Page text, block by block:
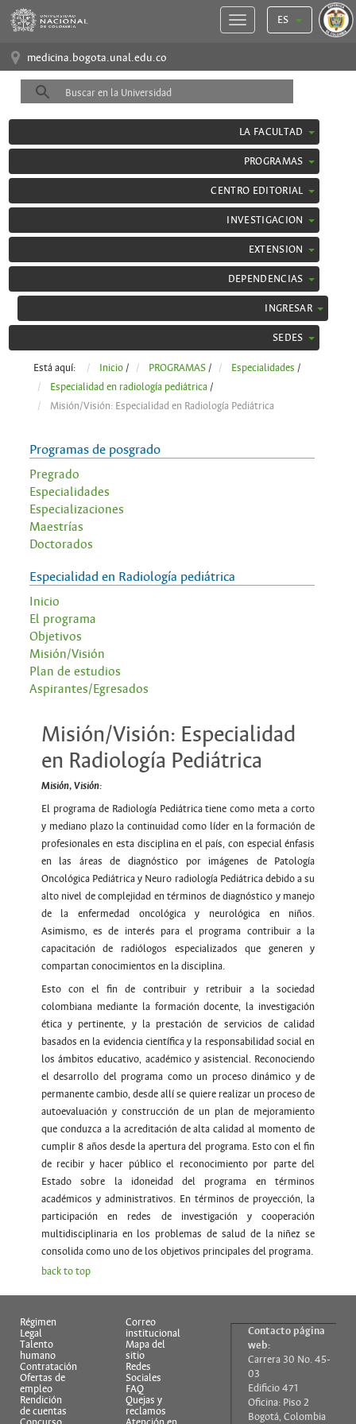
ES
medicina.bogota.unal.edu.co
LA FACULTAD
PROGRAMAS
CENTRO EDITORIAL
INVESTIGACION
EXTENSION
DEPENDENCIAS
INGRESAR
SEDES
Está aquí: Inicio / PROGRAMAS / Especialidades /
Especialidad en radiología pediátrica /
Misión/Visión: Especialidad en Radiología Pediátrica
Programas de posgrado
Pregrado
Especialidades
Especializaciones
Maestrías
Doctorados
Especialidad en Radiología pediátrica
Inicio
El programa
Objetivos
Misión/Visión
Plan de estudios
Aspirantes/Egresados
Misión/Visión: Especialidad
en Radiología Pediátrica
Misión, Visión:
El programa de Radiología Pediátrica tiene como meta a corto
y mediano plazo la continuidad como líder en la formación de
profesionales en esta disciplina en el país, con especial énfasis
en las áreas de diagnóstico por imágenes de Patología
Oncológica Pediátrica y Neuro radiología Pediátrica debido a su
alto nivel de complejidad en términos de diagnóstico y manejo
de la enfermedad oncológica y neurológica en niños.
Asimismo, es de interés para el programa contribuir a la
capacitación de radiólogos especializados que generen y
compartan conocimientos en la disciplina.
Esto con el fin de contribuir y retribuir a la sociedad
colombiana mediante la formación docente, la investigación
ética y pertinente, y la prestación de servicios de calidad
basados en la evidencia científica y la responsabilidad social en
los ámbitos educativo, académico y asistencial. Reconociendo
el desarrollo del programa como un proceso dinámico y de
permanente cambio, desde allí se quiere realizar un proceso de
autoevaluación y construcción de un plan de mejoramiento
que conduzca a la acreditación de alta calidad al momento de
cumplir 8 años desde la apertura del programa. Esto con el fin
de recibir y hacer público el reconocimiento por parte del
Estado sobre la idoneidad del programa en términos
académicos y administrativos. En términos de proyección, la
participación en redes de investigación y cooperación
multidisciplinaria en los problemas de salud de la niñez se
consolida como uno de los objetivos principales del programa.
back to top
Régimen
Legal
Talento
humano
Contratación
Ofertas de
empleo
Rendición
de cuentas
Correo
institucional
Mapa del
sitio
Redes
Sociales
FAQ
Quejas y
reclamos
Contacto página
web:
Carrera 30 No. 45-
03
Edificio 471
Oficina: Piso 2
Bogotá, Colombia